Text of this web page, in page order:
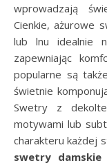
wprowadzają
Cienkie, ażurowe
lub lnu idealnie
zapewniając
popularne są
świetnie
Swetry z
motywami lub
charakteru każdej
swetry damskie